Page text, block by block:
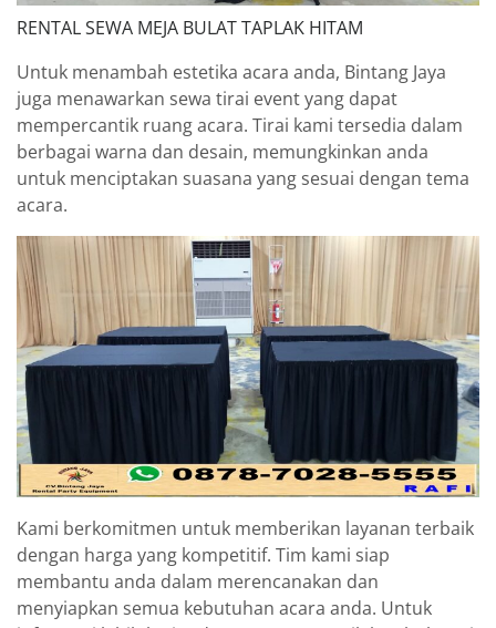
RENTAL SEWA MEJA BULAT TAPLAK HITAM
Untuk menambah estetika acara anda, Bintang Jaya
juga menawarkan sewa tirai event yang dapat
mempercantik ruang acara. Tirai kami tersedia dalam
berbagai warna dan desain, memungkinkan anda
untuk menciptakan suasana yang sesuai dengan tema
acara.
Kami berkomitmen untuk memberikan layanan terbaik
dengan harga yang kompetitif. Tim kami siap
membantu anda dalam merencanakan dan
menyiapkan semua kebutuhan acara anda. Untuk